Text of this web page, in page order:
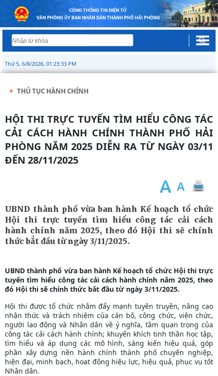
Thứ 5, 6/8/2026, 01:23:34 PM
THỦ TỤC HÀNH CHÍNH
HỘI THI TRỰC TUYẾN TÌM HIỂU CÔNG TÁC
CẢI CÁCH HÀNH CHÍNH THÀNH PHỐ HẢI
PHÒNG NĂM 2025 DIỄN RA TỪ NGÀY 03/11
ĐẾN 28/11/2025
UBND thành phố vừa ban hành Kế hoạch tổ chức
Hội thi trực tuyến tìm hiểu công tác cải cách
hành chính năm 2025, theo đó Hội thi sẽ chính
thức bắt đầu từ ngày 3/11/2025.
UBND thành phố vừa ban hành Kế hoạch tổ chức Hội thi trực
tuyến tìm hiểu công tác cải cách hành chính năm 2025, theo
đó Hội thi sẽ chính thức bắt đầu từ ngày 3/11/2025.
Hội thi được tổ chức nhằm đẩy mạnh tuyên truyền, nâng cao
nhận thức và trách nhiệm của cán bộ, công chức, viên chức,
người lao động và Nhân dân về ý nghĩa, tầm quan trọng của
công tác cải cách hành chính; khuyến khích tinh thần học tập,
tìm hiểu và áp dụng các mô hình, sáng kiến hiệu quả, góp
phần xây dựng nền hành chính thành phố chuyên nghiệp,
hiện đại, minh bạch, hoạt động hiệu lực, hiệu quả, phục vụ tốt
Nhân dân.